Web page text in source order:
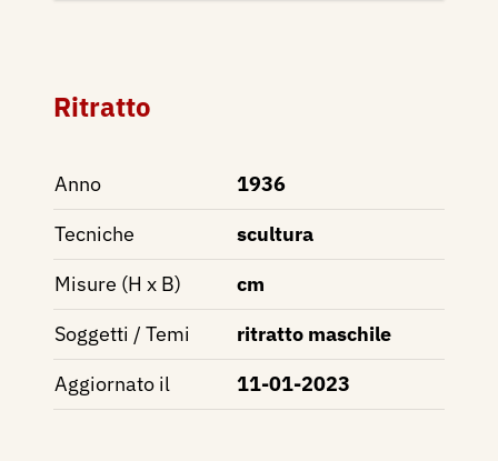
Ritratto
Anno
1936
Tecniche
scultura
Misure (H x B)
cm
Soggetti / Temi
ritratto maschile
Aggiornato il
11-01-2023